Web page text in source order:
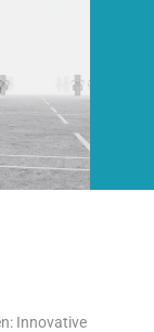
Innovative